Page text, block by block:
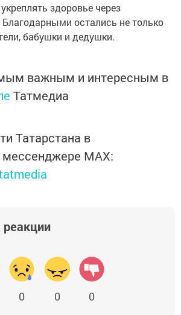
здоровье через
остались не только
бабушки и дедушки.
важным и интересным в
Татмедиа
Татарстана в
MАХ:
реакции
0 0 0